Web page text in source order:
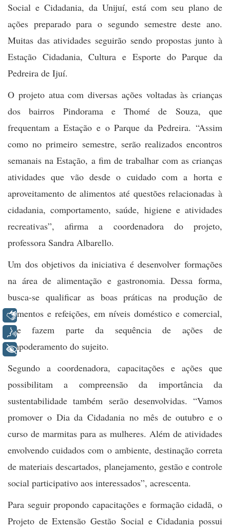
Social e Cidadania, da Unijuí, está com seu plano de
ações preparado para o segundo semestre deste ano.
Muitas das atividades seguirão sendo propostas junto à
Estação Cidadania, Cultura e Esporte do Parque da
Pedreira de Ijuí.
O projeto atua com diversas ações voltadas às crianças
dos bairros Pindorama e Thomé de Souza, que
frequentam a Estação e o Parque da Pedreira. “Assim
como no primeiro semestre, serão realizados encontros
semanais na Estação, a fim de trabalhar com as crianças
atividades que vão desde o cuidado com a horta e
aproveitamento de alimentos até questões relacionadas à
cidadania, comportamento, saúde, higiene e atividades
recreativas”, afirma a coordenadora do projeto,
professora Sandra Albarello.
Um dos objetivos da iniciativa é desenvolver formações
na área de alimentação e gastronomia. Dessa forma,
busca-se qualificar as boas práticas na produção de
alimentos e refeições, em níveis doméstico e comercial,
que fazem parte da sequência de ações de
empoderamento do sujeito.
Segundo a coordenadora, capacitações e ações que
possibilitam a compreensão da importância da
sustentabilidade também serão desenvolvidas. “Vamos
promover o Dia da Cidadania no mês de outubro e o
curso de marmitas para as mulheres. Além de atividades
envolvendo cuidados com o ambiente, destinação correta
de materiais descartados, planejamento, gestão e controle
social participativo aos interessados”, acrescenta.
Para seguir propondo capacitações e formação cidadã, o
Projeto de Extensão Gestão Social e Cidadania possui
Libras
Voz
+ Acessibilidade